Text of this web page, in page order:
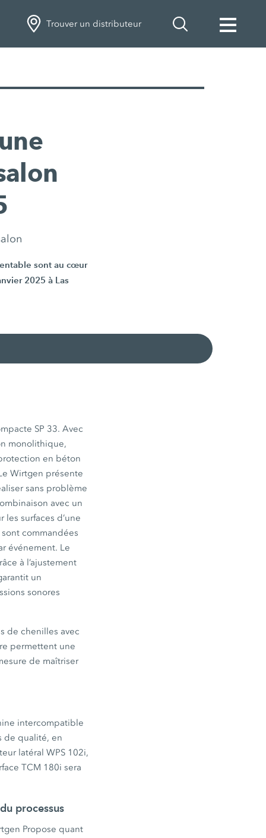
Trouver un distributeur
sont au cœur
2025 à Las
SP 33. Avec
monolithique,
en béton
Wirtgen présente
sans problème
avec un
les surfaces d’une
commandées
événement. Le
à l’ajustement
un
sonores
de chenilles avec
permettent une
de maîtriser
intercompatible
de qualité, en
latéral WPS 102i,
TCM 180i sera
processus
Propose quant